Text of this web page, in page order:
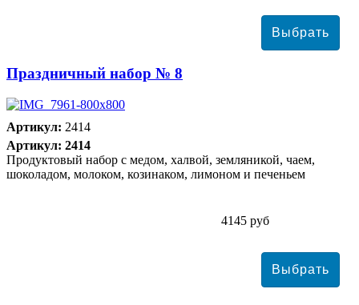
Праздничный набор № 8
Артикул: 2414
Артикул: 2414
Продуктовый набор с медом, халвой, земляникой, чаем,
шоколадом, молоком, козинаком, лимоном и печеньем
4145 руб